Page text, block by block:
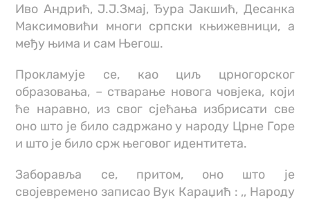
Иво Андрић, Ј.Ј.Змај, Ђура Јакшић, Десанка
Максимовићи многи српски књижевници, а
међу њима и сам Његош.
Прокламује се, као циљ црногорског
образовања, – стварање новога човјека, који
ће наравно, из свог сјећања избрисати све
оно што је било садржано у народу Црне Горе
и што је било срж његовог идентитета.
Заборавља се, притом, оно што је
својевремено записао Вук Караџић : ,, Народу